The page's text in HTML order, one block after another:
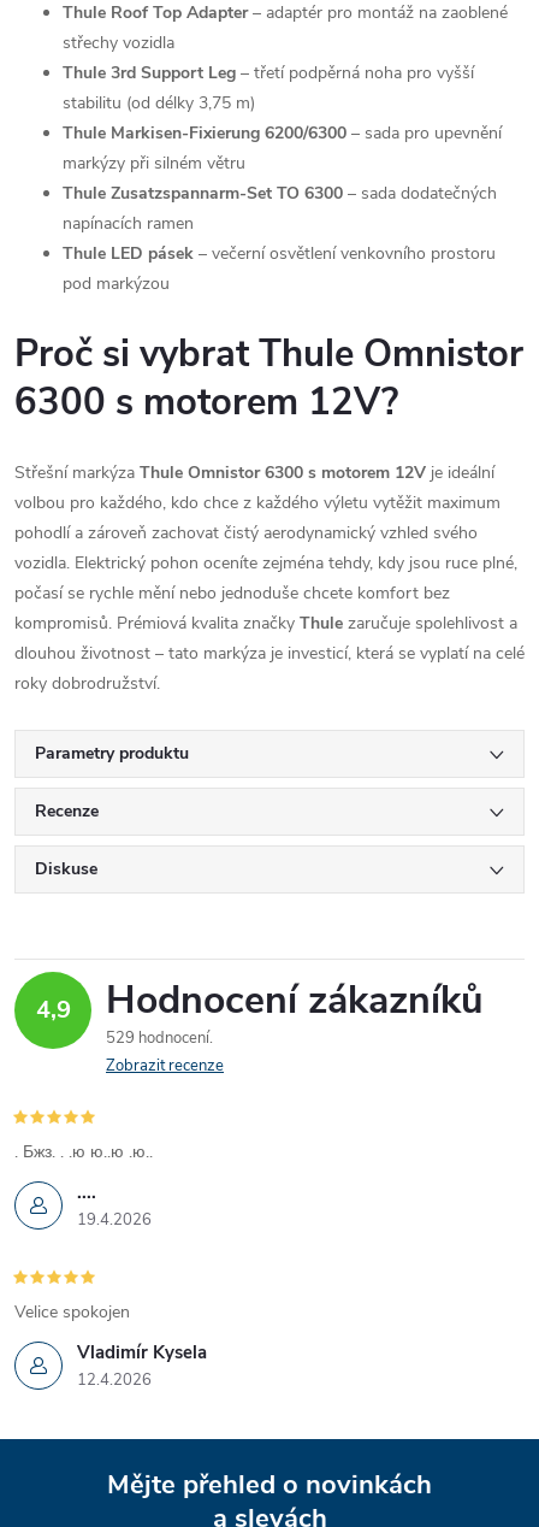
Thule Roof Top Adapter– adaptér pro montáž na zaoblené
střechy vozidla
Thule 3rd Support Leg – třetí podpěrná noha pro vyšší
stabilitu (od délky 3,75 m)
Thule Markisen-Fixierung 6200/6300 – sada pro upevnění
markýzy při silném větru
Thule Zusatzspannarm-Set TO 6300 – sada dodatečných
napínacích ramen
Thule LED pásek – večerní osvětlení venkovního prostoru
pod markýzou
Proč si vybrat Thule Omnistor
6300 s motorem 12V?
Střešní markýza Thule Omnistor 6300 s motorem 12V je ideální
volbou pro každého, kdo chce z každého výletu vytěžit maximum
pohodlí a zároveň zachovat čistý aerodynamický vzhled svého
vozidla. Elektrický pohon oceníte zejména tehdy, kdy jsou ruce plné,
počasí se rychle mění nebo jednoduše chcete komfort bez
kompromisů. Prémiová kvalita značky Thule zaručuje spolehlivost a
dlouhou životnost – tato markýza je investicí, která se vyplatí na celé
roky dobrodružství.
Parametry produktu
Recenze
Diskuse
4,9 Hodnocení zákazníků
529 hodnocení
Zobrazit recenze
....
19.4.2026
. Бжз. . .ю ю..ю .ю..
Vladimír Kysela
12.4.2026
Velice spokojen
Mějte přehled o novinkách
a slevách